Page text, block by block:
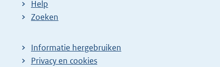
Help
Zoeken
Informatie hergebruiken
Privacy en cookies